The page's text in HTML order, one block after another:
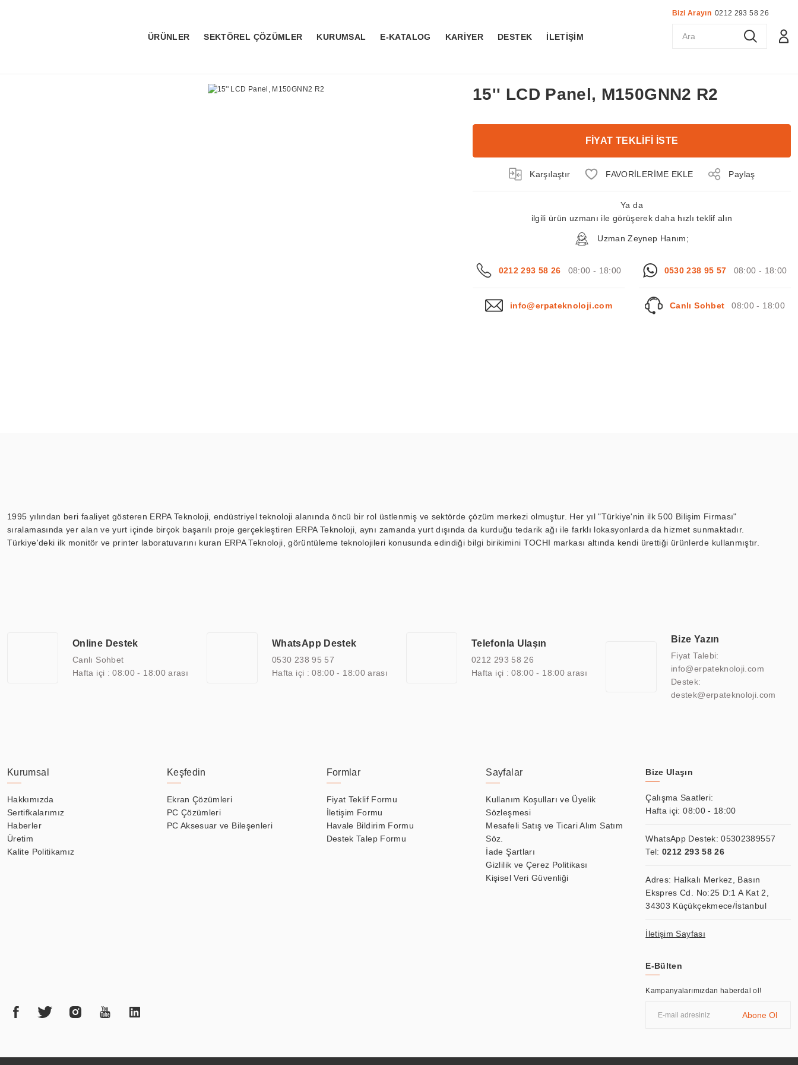
ÜRÜNLER SEKTÖREL ÇÖZÜMLER KURUMSAL E-KATALOG KARİYER DESTEK İLETİŞİM
Bizi Arayın 0212 293 58 26
15'' LCD Panel, M150GNN2 R2
FİYAT TEKLİFİ İSTE
Karşılaştır Paylaş
Ya da
ilgili ürün uzmanı ile görüşerek daha hızlı teklif alın
Uzman Zeynep Hanım;
0212 293 58 26 08:00 - 18:00 0530 238 95 57 08:00 - 18:00
info@erpateknoloji.com Canlı Sohbet 08:00 - 18:00
1995 yılından beri faaliyet gösteren ERPA Teknoloji, endüstriyel teknoloji alanında öncü bir rol üstlenmiş ve sektörde çözüm merkezi olmuştur. Her yıl "Türkiye'nin ilk 500 Bilişim Firması"
sıralamasında yer alan ve yurt içinde birçok başarılı proje gerçekleştiren ERPA Teknoloji, aynı zamanda yurt dışında da kurduğu tedarik ağı ile farklı lokasyonlarda da hizmet sunmaktadır.
Türkiye'deki ilk monitör ve printer laboratuvarını kuran ERPA Teknoloji, görüntüleme teknolojileri konusunda edindiği bilgi birikimini TOCHI markası altında kendi ürettiği ürünlerde kullanmıştır.
arasında yer almaktadır. ERPA Teknoloji, uluslararası standartlarda kalite belgelerine ve sertifikalara sahip olup, etik değerlere bağlı bir şekilde hareket etmektedir. Kaliteli ekipmanı, uzman kadroları,
yılların getirdiği bilgi ve tecrübe ile birleştiren ERPA Teknoloji, özel çözümleri ile iş ortaklarının öne çıkmasına ve sürekli gelişimine katkı sağlamaktadır.
Online Destek
Canlı Sohbet
Hafta içi : 08:00 - 18:00 arası
WhatsApp Destek
0530 238 95 57
Hafta içi : 08:00 - 18:00 arası
Telefonla Ulaşın
0212 293 58 26
Hafta içi : 08:00 - 18:00 arası
Bize Yazın
Fiyat Talebi:
info@erpateknoloji.com
Destek:
destek@erpateknoloji.com
Kurumsal
Hakkımızda
Sertifkalarımız
Haberler
Üretim
Kalite Politikamız
Keşfedin
Ekran Çözümleri
PC Çözümleri
PC Aksesuar ve Bileşenleri
Formlar
Fiyat Teklif Formu
İletişim Formu
Havale Bildirim Formu
Destek Talep Formu
Sayfalar
Kullanım Koşulları ve Üyelik
Sözleşmesi
Mesafeli Satış ve Ticari Alım Satım
Söz.
İade Şartları
Gizlilik ve Çerez Politikası
Kişisel Veri Güvenliği
Bize Ulaşın
Çalışma Saatleri:
Hafta içi: 08:00 - 18:00
WhatsApp Destek:05302389557
Tel: 0212 293 58 26
Adres: Halkalı Merkez, Basın
Ekspres Cd. No:25 D:1 A Kat 2,
34303 Küçükçekmece/İstanbul
İletişim Sayfası
E-Bülten
Kampanyalarımızdan haberdal ol!
Abone Ol